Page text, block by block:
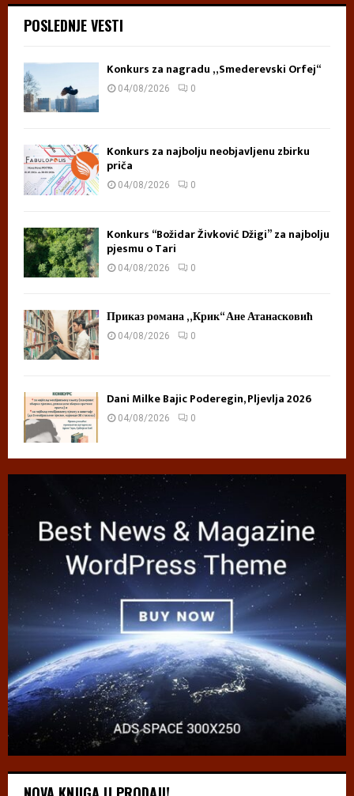
POSLEDNJE VESTI
Konkurs za nagradu „Smederevski Orfej“
04/08/2026 0
Konkurs za najbolju neobjavljenu zbirku
priča
04/08/2026 0
Konkurs “Božidar Živković Džigi” za najbolju
pjesmu o Tari
04/08/2026 0
Приказ романа „Крик“ Ане Атанасковић
04/08/2026 0
Dani Milke Bajic Poderegin, Pljevlja 2026
04/08/2026 0